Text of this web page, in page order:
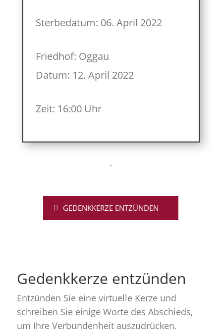
Sterbedatum: 06. April 2022
Friedhof: Oggau
Datum: 12. April 2022
Zeit: 16:00 Uhr
GEDENKKERZE ENTZÜNDEN
Gedenkkerze entzünden
Entzünden Sie eine virtuelle Kerze und
schreiben Sie einige Worte des Abschieds,
um Ihre Verbundenheit auszudrücken.